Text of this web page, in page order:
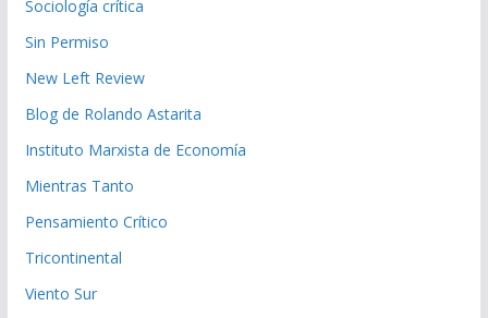
Sociología crítica
Sin Permiso
New Left Review
Blog de Rolando Astarita
Instituto Marxista de Economía
Mientras Tanto
Pensamiento Crítico
Tricontinental
Viento Sur